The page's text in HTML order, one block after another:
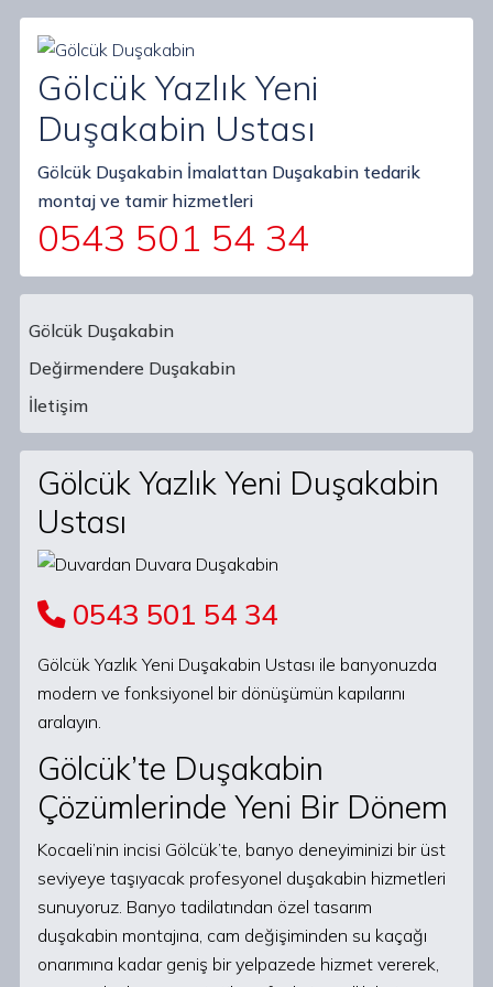
Gölcük Yazlık Yeni
Duşakabin Ustası
Gölcük Duşakabin İmalattan Duşakabin tedarik
montaj ve tamir hizmetleri
0543 501 54 34
Main Navigation
Gölcük Duşakabin
Değirmendere Duşakabin
İletişim
Gölcük Yazlık Yeni Duşakabin
Ustası
0543 501 54 34
Gölcük Yazlık Yeni Duşakabin Ustası ile banyonuzda
modern ve fonksiyonel bir dönüşümün kapılarını
aralayın.
Gölcük’te Duşakabin
Çözümlerinde Yeni Bir Dönem
Kocaeli’nin incisi Gölcük’te, banyo deneyiminizi bir üst
seviyeye taşıyacak profesyonel duşakabin hizmetleri
sunuyoruz. Banyo tadilatından özel tasarım
duşakabin montajına, cam değişiminden su kaçağı
onarımına kadar geniş bir yelpazede hizmet vererek,